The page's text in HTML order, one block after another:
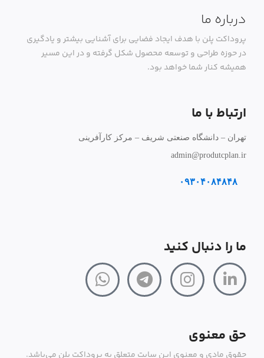
درباره ما
پروداکت پلن با هدف ایجاد فضایی برای آشنایی بیشتر و یادگیری
در حوزه طراحی و توسعه محصول شکل گرفته و در این مسیر
همیشه کنار شما خواهد بود.
ارتباط با ما
تهران – دانشگاه صنعتی شریف – مرکز کارآفرینی
admin@produtcplan.ir
۰۹۳۰۴۰۸۴۸۴۸
ما را دنبال کنید
حق معنوی
حقوق مادی و معنوی این سایت متعلق به پروداکت پلن می‌باشد.